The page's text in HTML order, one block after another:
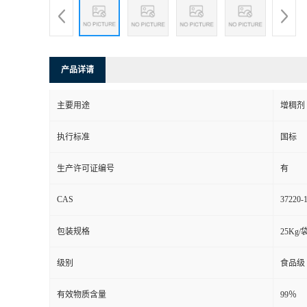
产品详请
主要用途 增稠剂
执行标准 国标
生产许可证编号 有
CAS 37220-
包装规格 25Kg/
级别 食品级
有效物质含量 99％